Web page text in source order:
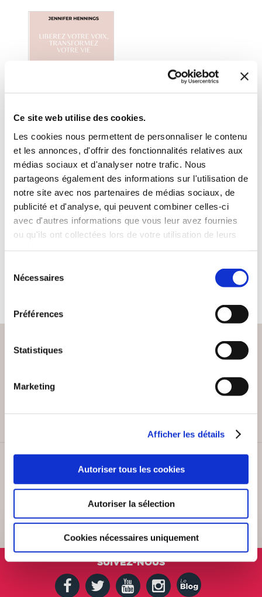
Ce site web utilise des cookies.
Les cookies nous permettent de personnaliser le contenu
et les annonces, d'offrir des fonctionnalités relatives aux
médias sociaux et d'analyser notre trafic. Nous
partageons également des informations sur l'utilisation de
notre site avec nos partenaires de médias sociaux, de
publicité et d'analyse, qui peuvent combiner celles-ci
avec d'autres informations que vous leur avez fournies
ou qu'ils ont collectées lors de votre utilisation de leurs
Nécessaires
Préférences
Statistiques
Marketing
Afficher les détails
Autoriser tous les cookies
Autoriser la sélection
Cookies nécessaires uniquement
(0 avis)
Jennifer Hennings
LIBÉREZ VOTRE VOIX
SERVICE CLIENT
Lundi au vendredi, 10-12h / 14-16h
SUIVEZ-NOUS